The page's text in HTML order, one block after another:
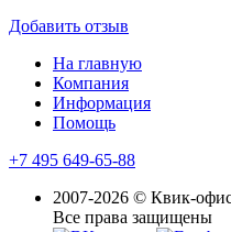
Добавить отзыв
На главную
Компания
Информация
Помощь
+7 495 649-65-88
2007-2026 © Квик-
Все права защищены